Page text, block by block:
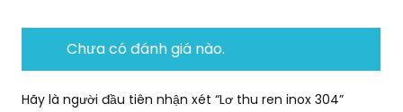
Chưa có đánh giá nào.
Hãy là người đầu tiên nhận xét “Lơ thu ren inox 304”